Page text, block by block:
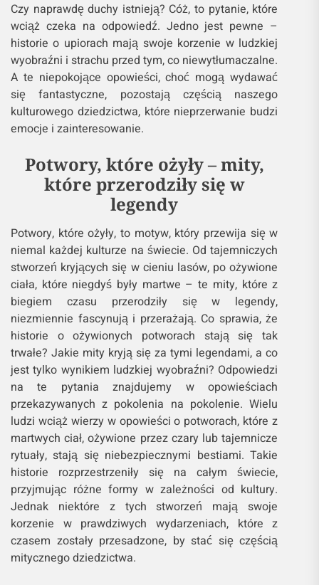
Czy naprawdę duchy istnieją? Cóż, to pytanie, które
wciąż czeka na odpowiedź. Jedno jest pewne –
historie o upiorach mają swoje korzenie w ludzkiej
wyobraźni i strachu przed tym, co niewytłumaczalne.
A te niepokojące opowieści, choć mogą wydawać
się fantastyczne, pozostają częścią naszego
kulturowego dziedzictwa, które nieprzerwanie budzi
emocje i zainteresowanie.
Potwory, które ożyły – mity,
które przerodziły się w
legendy
Potwory, które ożyły, to motyw, który przewija się w
niemal każdej kulturze na świecie. Od tajemniczych
stworzeń kryjących się w cieniu lasów, po ożywione
ciała, które niegdyś były martwe – te mity, które z
biegiem czasu przerodziły się w legendy,
niezmiennie fascynują i przerażają. Co sprawia, że
historie o ożywionych potworach stają się tak
trwałe? Jakie mity kryją się za tymi legendami, a co
jest tylko wynikiem ludzkiej wyobraźni? Odpowiedzi
na te pytania znajdujemy w opowieściach
przekazywanych z pokolenia na pokolenie. Wielu
ludzi wciąż wierzy w opowieści o potworach, które z
martwych ciał, ożywione przez czary lub tajemnicze
rytuały, stają się niebezpiecznymi bestiami. Takie
historie rozprzestrzeniły się na całym świecie,
przyjmując różne formy w zależności od kultury.
Jednak niektóre z tych stworzeń mają swoje
korzenie w prawdziwych wydarzeniach, które z
czasem zostały przesadzone, by stać się częścią
mitycznego dziedzictwa.